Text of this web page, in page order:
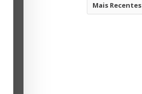
Mais Recentes